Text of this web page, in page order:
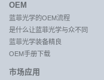
OEM
蓝菲光学的OEM流程
是什么让蓝菲光学与众不同
蓝菲光学装备精良
OEM手册下载
市场应用